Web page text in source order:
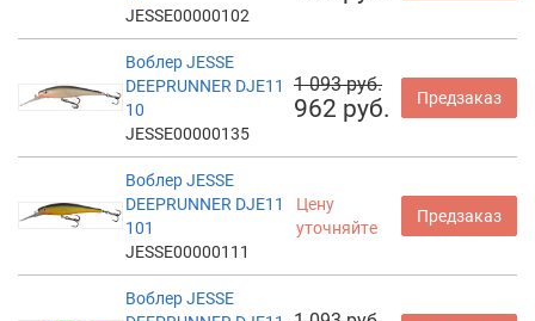
JESSE00000102
Воблер JESSE
DEEPRUNNER DJE11
10
JESSE00000135
1 093 руб.
962 руб. Предзаказ
Воблер JESSE
DEEPRUNNER DJE11
101
JESSE00000111
Цену
уточняйте
Предзаказ
Воблер JESSE